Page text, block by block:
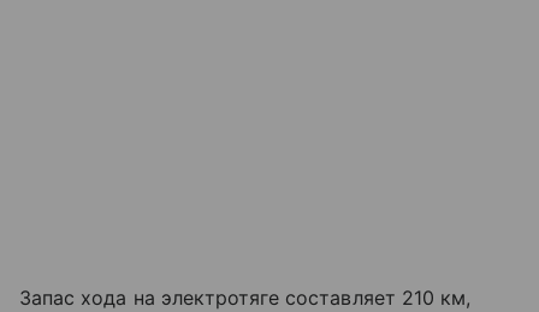
Запас хода на электротяге составляет 210 км,